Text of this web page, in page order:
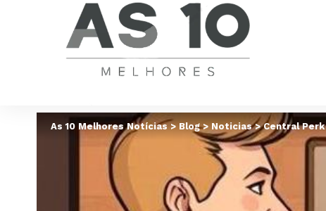
As 10 Melhores Notícias>Blog>Noticias>Central Perk